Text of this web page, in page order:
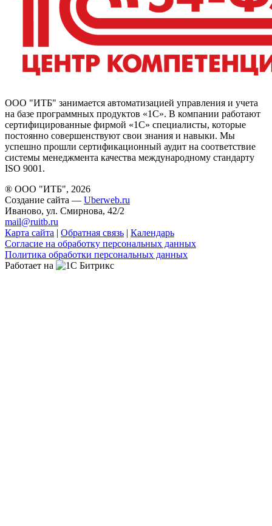
ООО "ИТБ" занимается автоматизацией управления и учета
на базе программных продуктов «1С». В компании работают
сертифицированные фирмой «1С» специалисты, которые
постоянно совершенствуют свои знания и навыки. Мы
успешно прошли сертификационный аудит на соответствие
системы менеджмента качества международному стандарту
ISO 9001.
® ООО "ИТБ", 2026
Создание сайта — Uberweb.ru
Иваново, ул. Смирнова, 42/2
mail@ruitb.ru
Карта сайта | Обратная связь | Календарь
Согласие на обработку персональных данных
Политика обработки персональных данных
Работает на